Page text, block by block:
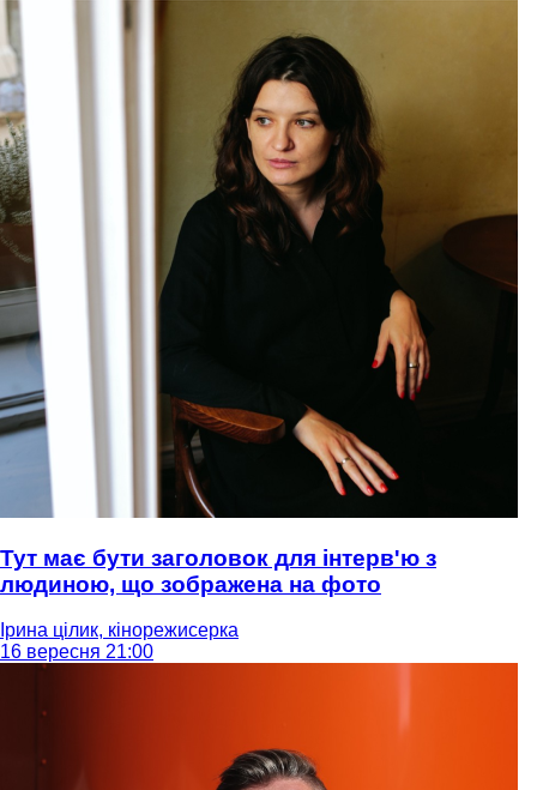
Тут має бути заголовок для інтерв'ю з
людиною, що зображена на фото
Ірина цілик, кінорежисерка
16 вересня 21:00